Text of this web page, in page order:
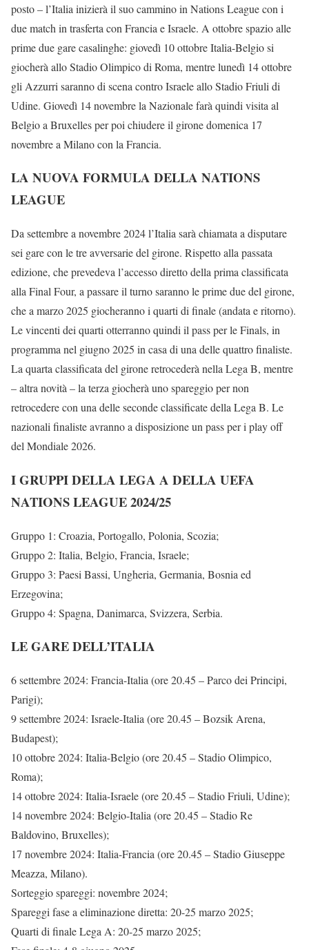
posto – l’Italia inizierà il suo cammino in Nations League con i
due match in trasferta con Francia e Israele. A ottobre spazio alle
prime due gare casalinghe: giovedì 10 ottobre Italia-Belgio si
giocherà allo Stadio Olimpico di Roma, mentre lunedì 14 ottobre
gli Azzurri saranno di scena contro Israele allo Stadio Friuli di
Udine. Giovedì 14 novembre la Nazionale farà quindi visita al
Belgio a Bruxelles per poi chiudere il girone domenica 17
novembre a Milano con la Francia.
LA NUOVA FORMULA DELLA NATIONS
LEAGUE
Da settembre a novembre 2024 l’Italia sarà chiamata a disputare
sei gare con le tre avversarie del girone. Rispetto alla passata
edizione, che prevedeva l’accesso diretto della prima classificata
alla Final Four, a passare il turno saranno le prime due del girone,
che a marzo 2025 giocheranno i quarti di finale (andata e ritorno).
Le vincenti dei quarti otterranno quindi il pass per le Finals, in
programma nel giugno 2025 in casa di una delle quattro finaliste.
La quarta classificata del girone retrocederà nella Lega B, mentre
– altra novità – la terza giocherà uno spareggio per non
retrocedere con una delle seconde classificate della Lega B. Le
nazionali finaliste avranno a disposizione un pass per i play off
del Mondiale 2026.
I GRUPPI DELLA LEGA A DELLA UEFA
NATIONS LEAGUE 2024/25
Gruppo 1: Croazia, Portogallo, Polonia, Scozia;
Gruppo 2: Italia, Belgio, Francia, Israele;
Gruppo 3: Paesi Bassi, Ungheria, Germania, Bosnia ed
Erzegovina;
Gruppo 4: Spagna, Danimarca, Svizzera, Serbia.
LE GARE DELL’ITALIA
6 settembre 2024: Francia-Italia (ore 20.45 – Parco dei Principi,
Parigi);
9 settembre 2024: Israele-Italia (ore 20.45 – Bozsik Arena,
Budapest);
10 ottobre 2024: Italia-Belgio (ore 20.45 – Stadio Olimpico,
Roma);
14 ottobre 2024: Italia-Israele (ore 20.45 – Stadio Friuli, Udine);
14 novembre 2024: Belgio-Italia (ore 20.45 – Stadio Re
Baldovino, Bruxelles);
17 novembre 2024: Italia-Francia (ore 20.45 – Stadio Giuseppe
Meazza, Milano).
Sorteggio spareggi: novembre 2024;
Spareggi fase a eliminazione diretta: 20-25 marzo 2025;
Quarti di finale Lega A: 20-25 marzo 2025;